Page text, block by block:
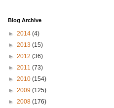
Blog Archive
► 2014 (4)
► 2013 (15)
► 2012 (36)
► 2011 (73)
► 2010 (154)
► 2009 (125)
► 2008 (176)